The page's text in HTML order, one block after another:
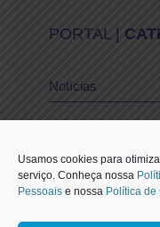
Usamos cookies para
serviço. Conheça nossa
Pessoais e nossa Política de
PORTAL |
Notícias